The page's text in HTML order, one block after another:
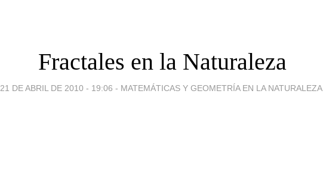
Fractales en la Naturaleza
21 DE ABRIL DE 2010 - 19:06 - MATEMÁTICAS Y GEOMETRÍA EN LA NATURALEZA.